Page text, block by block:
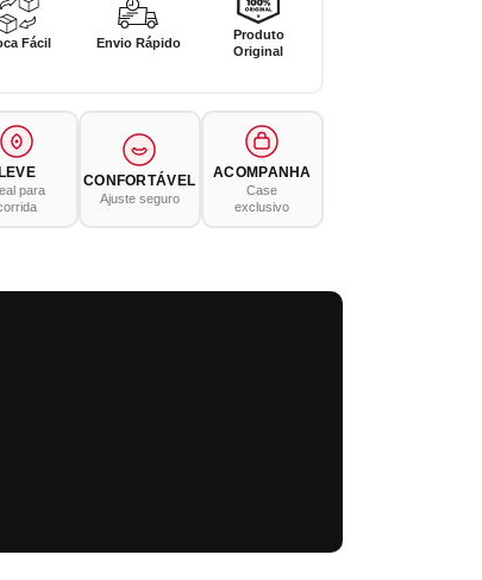
Fácil Envio Rápido
Produto
Original
LEVE
para
CONFORTÁVEL
Ajuste seguro
ACOMPANHA
Case
exclusivo